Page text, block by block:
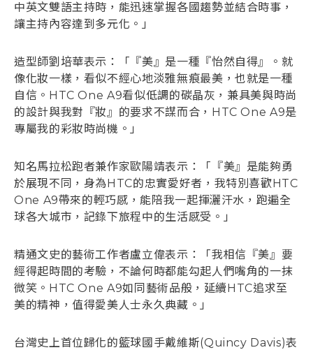
中英文雙語主持時，能迅速掌握各國趨勢並結合時事，
讓主持內容達到多元化。」
造型師劉培華表示：「『美』是一種『怡然自得』。就
像化妝一樣，看似不經心地淡雅無痕最美，也就是一種
自信。HTC One A9看似低調的碳晶灰，兼具美與時尚
的設計與我對『妝』的要求不謀而合，HTC One A9是
專屬我的彩妝時尚機。」
知名馬拉松跑者兼作家歐陽靖表示：「『美』是能夠勇
於展現不同，身為HTC的忠實愛好者，我特別喜歡HTC
One A9帶來的輕巧感，能陪我一起揮灑汗水，跑遍全
球各大城市，記錄下旅程中的生活感受。」
精通文史的藝術工作者盧立偉表示：「我相信『美』要
經得起時間的考驗，不論何時都能勾起人們嘴角的一抹
微笑。HTC One A9如同藝術品般，延續HTC追求至
美的精神，值得愛美人士永久典藏。」
台灣史上首位歸化的籃球國手戴維斯(Quincy Davis)表